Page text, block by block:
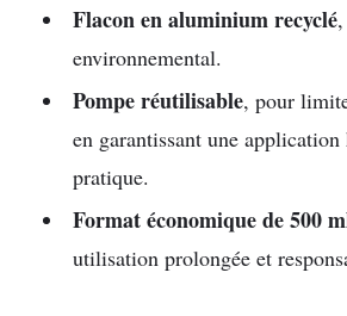
Flacon en aluminium recyclé
environnemental.
Pompe réutilisable, pour
en garantissant une
pratique.
Format économique de 500
utilisation prolongée et